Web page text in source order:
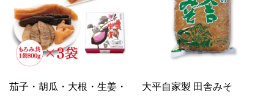
茄子・胡瓜・大根・生姜・
大平自家製 田舎みそ